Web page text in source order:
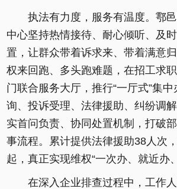
执法有力度，服务有温度。鄠邑
中心坚持热情接待、耐心倾听、及
置，让群众带着诉求来、带着满意
权来回跑、多头跑难题，在招工求
门联合服务大厅，推行“一厅式”集
询、投诉受理、法律援助、纠纷调
实首问负责、协同处置机制，打破
事流程。累计提供法律援助38人次
起，真正实现维权“一次办、就近办
在深入企业排查过程中，工作人